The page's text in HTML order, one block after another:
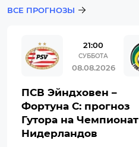
ВСЕ ПРОГНОЗЫ
21:00
СУББОТА
08.08.2026
ПСВ Эйндховен –
Фортуна С: прогноз
Гутора на Чемпионат
Нидерландов